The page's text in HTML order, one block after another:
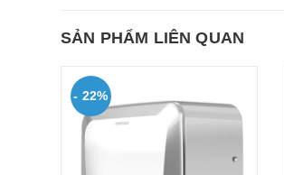
SẢN PHẨM LIÊN QUAN
- 22%